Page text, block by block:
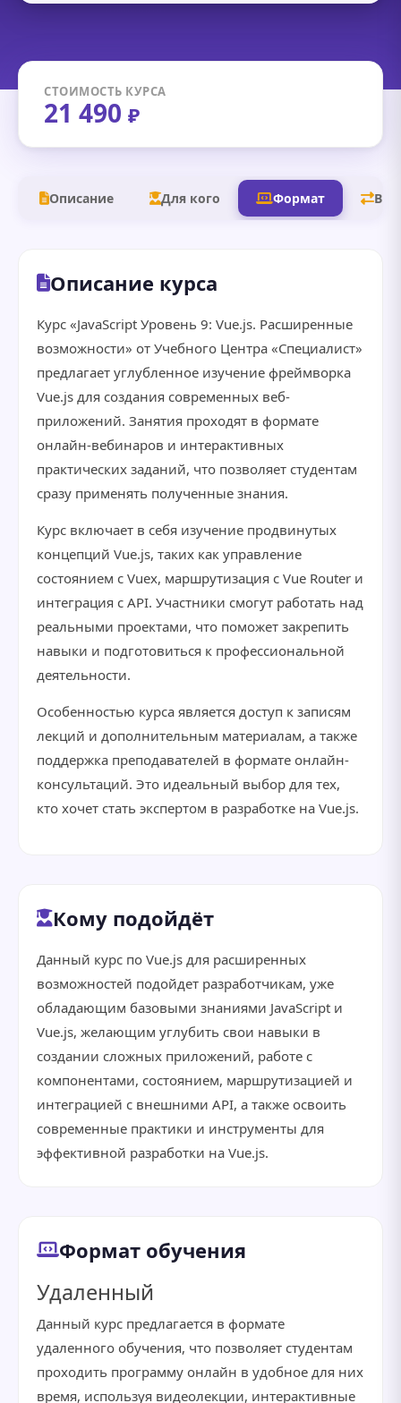
СТОИМОСТЬ КУРСА
21 490 ₽
Описание Для кого Формат В
Описание курса
Курс «JavaScript Уровень 9: Vue.js. Расширенные
возможности» от Учебного Центра «Специалист»
предлагает углубленное изучение фреймворка
Vue.js для создания современных веб-
приложений. Занятия проходят в формате
онлайн-вебинаров и интерактивных
практических заданий, что позволяет студентам
сразу применять полученные знания.
Курс включает в себя изучение продвинутых
концепций Vue.js, таких как управление
состоянием с Vuex, маршрутизация с Vue Router и
интеграция с API. Участники смогут работать над
реальными проектами, что поможет закрепить
навыки и подготовиться к профессиональной
деятельности.
Особенностью курса является доступ к записям
лекций и дополнительным материалам, а также
поддержка преподавателей в формате онлайн-
консультаций. Это идеальный выбор для тех,
кто хочет стать экспертом в разработке на Vue.js.
Кому подойдёт
Данный курс по Vue.js для расширенных
возможностей подойдет разработчикам, уже
обладающим базовыми знаниями JavaScript и
Vue.js, желающим углубить свои навыки в
создании сложных приложений, работе с
компонентами, состоянием, маршрутизацией и
интеграцией с внешними API, а также освоить
современные практики и инструменты для
эффективной разработки на Vue.js.
Формат обучения
Удаленный
Данный курс предлагается в формате
удаленного обучения, что позволяет студентам
проходить программу онлайн в удобное для них
время, используя видеолекции, интерактивные